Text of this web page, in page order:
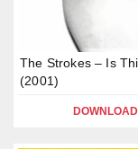
The Strokes – Is
(2001)
DOWNLOAD